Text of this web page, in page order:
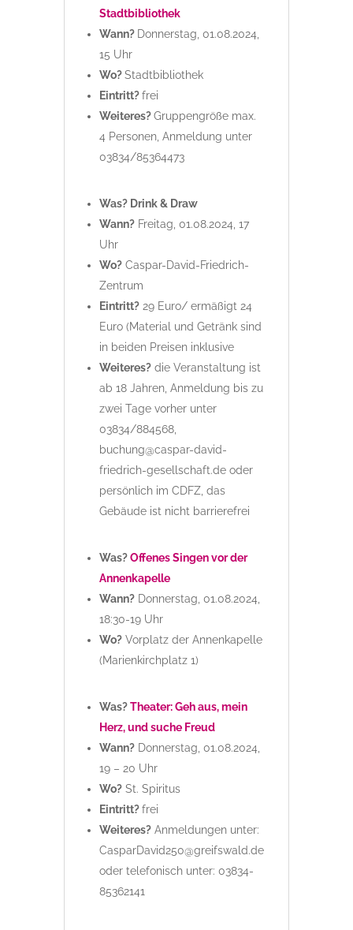
Stadtbibliothek
Wann? Donnerstag, 01.08.2024,
15 Uhr
Wo?Stadtbibliothek
Eintritt?frei
Weiteres?Gruppengröße max.
4 Personen, Anmeldung unter
03834/85364473
Was? Drink & Draw
Wann?Freitag, 01.08.2024, 17
Uhr
Wo?Caspar-David-Friedrich-
Zentrum
Eintritt?29 Euro/ ermäßigt 24
Euro (Material und Getränk sind
in beiden Preisen inklusive
Weiteres?die Veranstaltung ist
ab 18 Jahren, Anmeldung bis zu
zwei Tage vorher unter
03834/884568,
buchung@caspar-david-
friedrich-gesellschaft.de oder
persönlich im CDFZ, das
Gebäude ist nicht barrierefrei
Was?Offenes Singen vor der
Annenkapelle
Wann?Donnerstag, 01.08.2024,
18:30-19 Uhr
Wo?Vorplatz der Annenkapelle
(Marienkirchplatz 1)
Was?Theater: Geh aus, mein
Herz, und suche Freud
Wann?Donnerstag, 01.08.2024,
19 – 20 Uhr
Wo?St. Spiritus
Eintritt?frei
Weiteres?Anmeldungen unter:
CasparDavid250@greifswald.de
oder telefonisch unter: 03834-
85362141